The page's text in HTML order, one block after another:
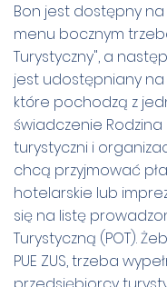
Bon jest dostępny na
menu bocznym
Turystyczny", a
jest udostępniany na
które pochodzą z
świadczenie Rodzina
turystyczni i
chcą przyjmować
hotelarskie lub
się na listę
Turystyczną (POT).
PUE ZUS, trzeba